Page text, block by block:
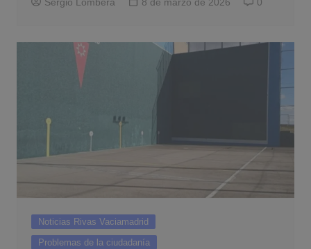
Sergio Lombera 8 de marzo de 2026 0
Noticias Rivas Vaciamadrid
Problemas de la ciudadanía